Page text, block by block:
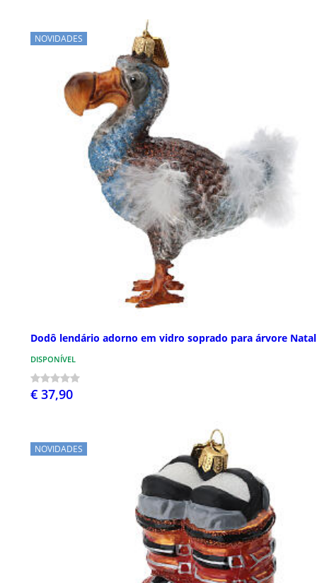
NOVIDADES
Dodô lendário adorno em vidro soprado para árvore Natal
DISPONÍVEL
€ 37,90
NOVIDADES